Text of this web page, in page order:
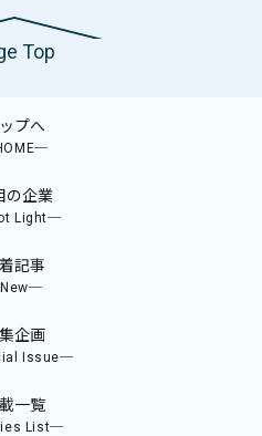
Top
ップへ
の企業
Light─
記事
企画
Issue─
一覧
List─